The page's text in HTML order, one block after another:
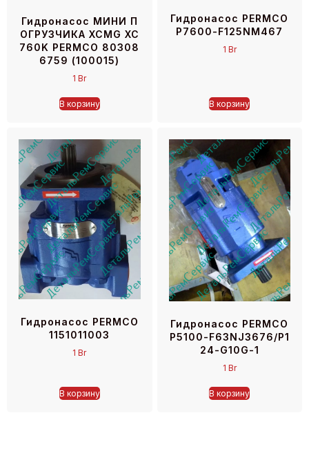
Гидронасос МИНИ П
ОГРУЗЧИКА XCMG XC
760K PERMCO 80308
6759 (100015)
1Br
В корзину
Гидронасос PERMCO
P7600-F125NM467
1 Br
В корзину
Гидронасос PERMCO
1151011003
1Br
В корзину
Гидронасос PERMCO
P5100-F63NJ3676/P1
24-G10G-1
1 Br
В корзину